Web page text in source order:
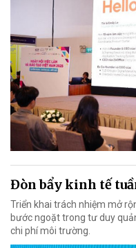
Đòn bẩy kinh tế
Triển khai trách nhiệm mở
bước ngoặt trong tư duy
chi phí môi trường.